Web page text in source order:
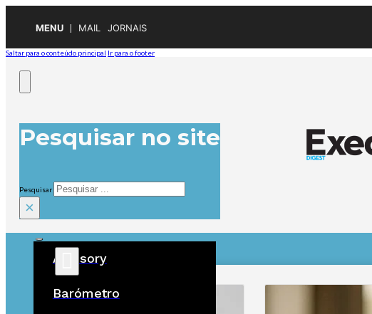
MENU MAIL JORNAIS
Saltar para o conteúdo principal Ir para o footer
Pesquisar no site
Pesquisar
×
Advisory
Barómetro
ÚLTIMAS